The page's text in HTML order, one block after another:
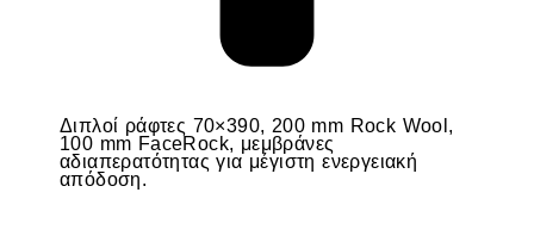
Διπλοί ράφτες 70×390, 200 mm Rock Wool,
100 mm FaceRock, μεμβράνες
αδιαπερατότητας για μέγιστη ενεργειακή
απόδοση.